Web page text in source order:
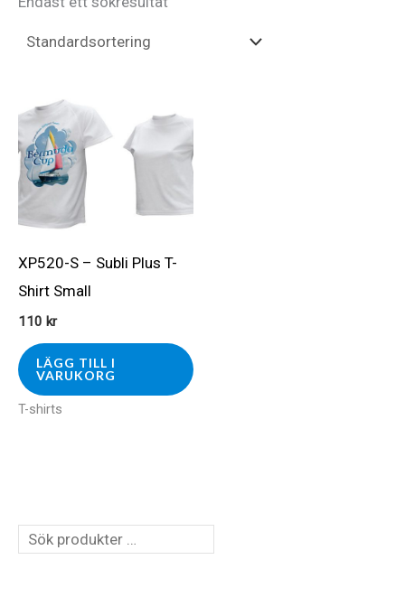
XP520-S – Subli Plus T-
Shirt Small
110 kr
LÄGG TILL I
VARUKORG
T-shirts